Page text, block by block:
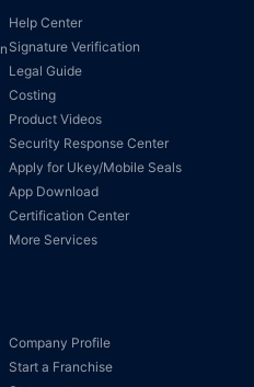
Help Center
Signature Verification
Legal Guide
Costing
Product Videos
Security Response Center
Apply for Ukey/Mobile Seals
App Download
Certification Center
More Services
Company Profile
Start a Franchise